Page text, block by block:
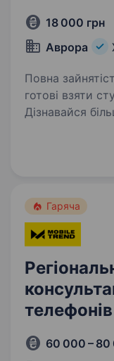
18 000 грн
Аврора
Повна
готові взяти
Дізнавайся
працювати…
Гаряча
60 000 – 80